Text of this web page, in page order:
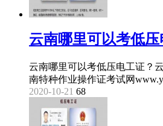
云南哪里可以考低
云南哪里可以考低压电工证？
南特种作业操作证考试网
2020-10-21 68